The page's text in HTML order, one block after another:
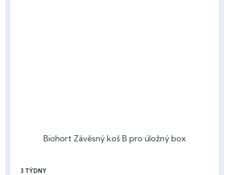
Biohort Závěsný koš B pro úložný box
3 TÝDNY